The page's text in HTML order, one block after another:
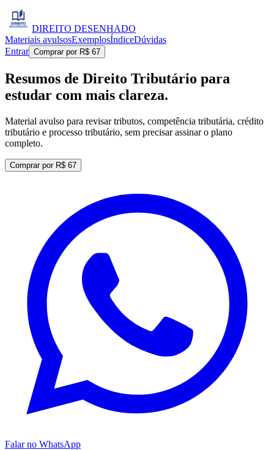
DIREITO DESENHADO
Materiais avulsosExemplosÍndiceDúvidas
Entrar Comprar por R$ 67
Resumos de Direito Tributário para
estudar com mais clareza.
Material avulso para revisar tributos, competência tributária, crédito
tributário e processo tributário, sem precisar assinar o plano
completo.
Comprar por R$ 67
Falar no WhatsApp